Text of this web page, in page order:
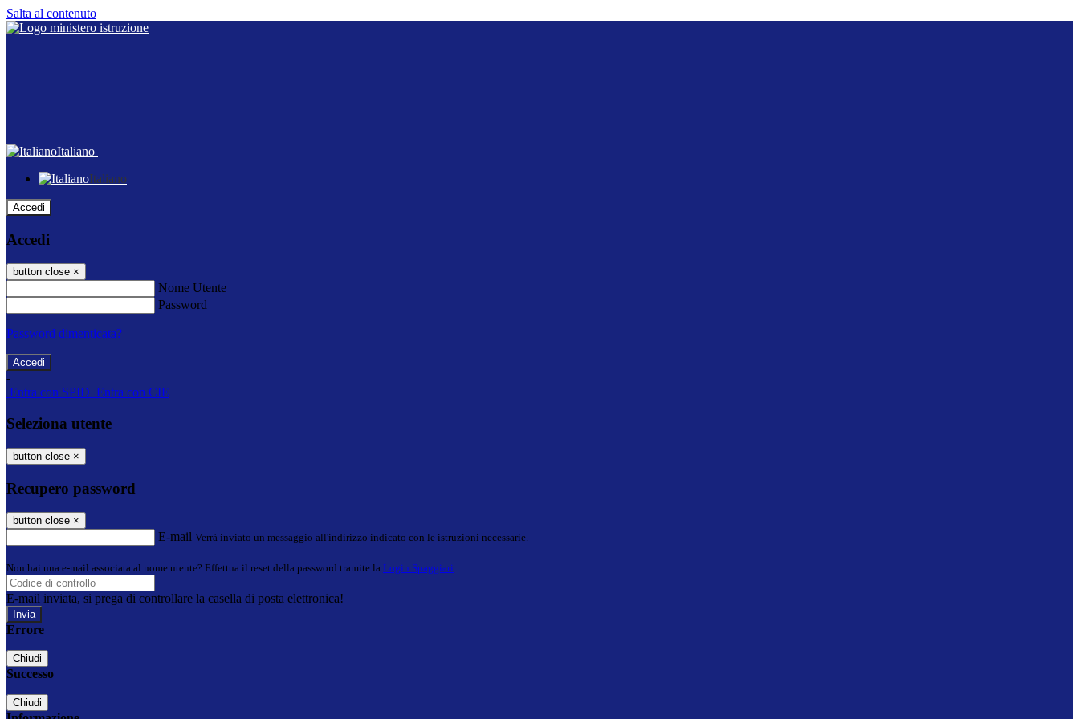
Salta al contenuto
Italiano
Italiano
Accedi
Accedi
button close ×
Nome Utente
Password
Password dimenticata?
-
Entra con SPID Entra con CIE
Seleziona utente
button close ×
Recupero password
button close ×
E-mail Verrà inviato un messaggio all'indirizzo indicato con le istruzioni necessarie.
Non hai una e-mail associata al nome utente? Effettua il reset della password tramite la Login Spaggiari
E-mail inviata, si prega di controllare la casella di posta elettronica!
Errore
Chiudi
Successo
Chiudi